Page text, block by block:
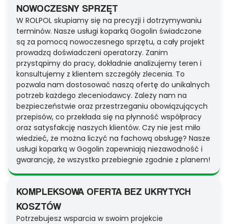
NOWOCZESNY SPRZĘT
W ROLPOL skupiamy się na precyzji i dotrzymywaniu
terminów. Nasze usługi koparką Gogolin świadczone
są za pomocą nowoczesnego sprzętu, a cały projekt
prowadzą doświadczeni operatorzy. Zanim
przystąpimy do pracy, dokładnie analizujemy teren i
konsultujemy z klientem szczegóły zlecenia. To
pozwala nam dostosować naszą ofertę do unikalnych
potrzeb każdego zleceniodawcy. Zależy nam na
bezpieczeństwie oraz przestrzeganiu obowiązujących
przepisów, co przekłada się na płynność współpracy
oraz satysfakcję naszych klientów. Czy nie jest miło
wiedzieć, że można liczyć na fachową obsługę? Nasze
usługi koparką w Gogolin zapewniają niezawodność i
gwarancję, że wszystko przebiegnie zgodnie z planem!
KOMPLEKSOWA OFERTA BEZ UKRYTYCH
KOSZTÓW
Potrzebujesz wsparcia w swoim projekcie